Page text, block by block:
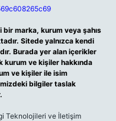
marka, kurum veya şahıs
Sitede yalnızca kendi
Burada yer alan içerikler
kurum ve kişiler hakkında
ve kişiler ile isim
bilgiler taslak
Teknolojileri ve İletişim